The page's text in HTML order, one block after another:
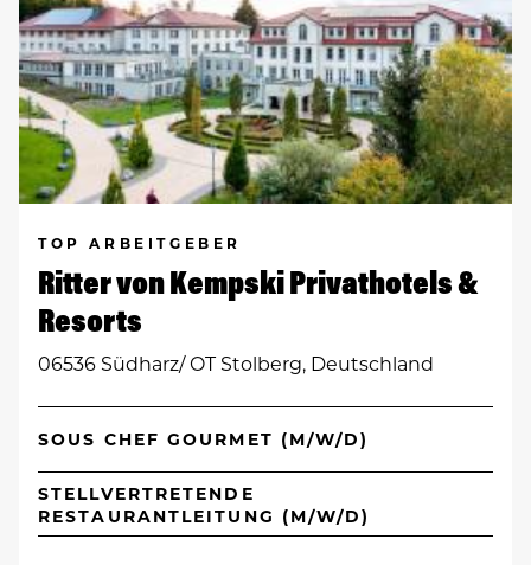
TOP ARBEITGEBER
Ritter von Kempski Privathotels &
Resorts
06536 Südharz/ OT Stolberg, Deutschland
SOUS CHEF GOURMET (M/W/D)
STELLVERTRETENDE
RESTAURANTLEITUNG (M/W/D)